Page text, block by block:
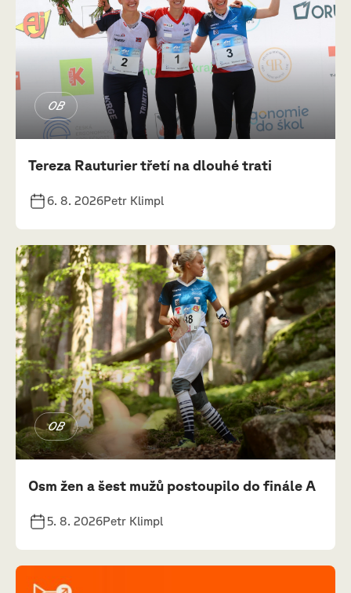
OB
Tereza Rauturier třetí na dlouhé trati
6. 8. 2026Petr Klimpl
OB
Osm žen a šest mužů postoupilo do finále A
5. 8. 2026Petr Klimpl